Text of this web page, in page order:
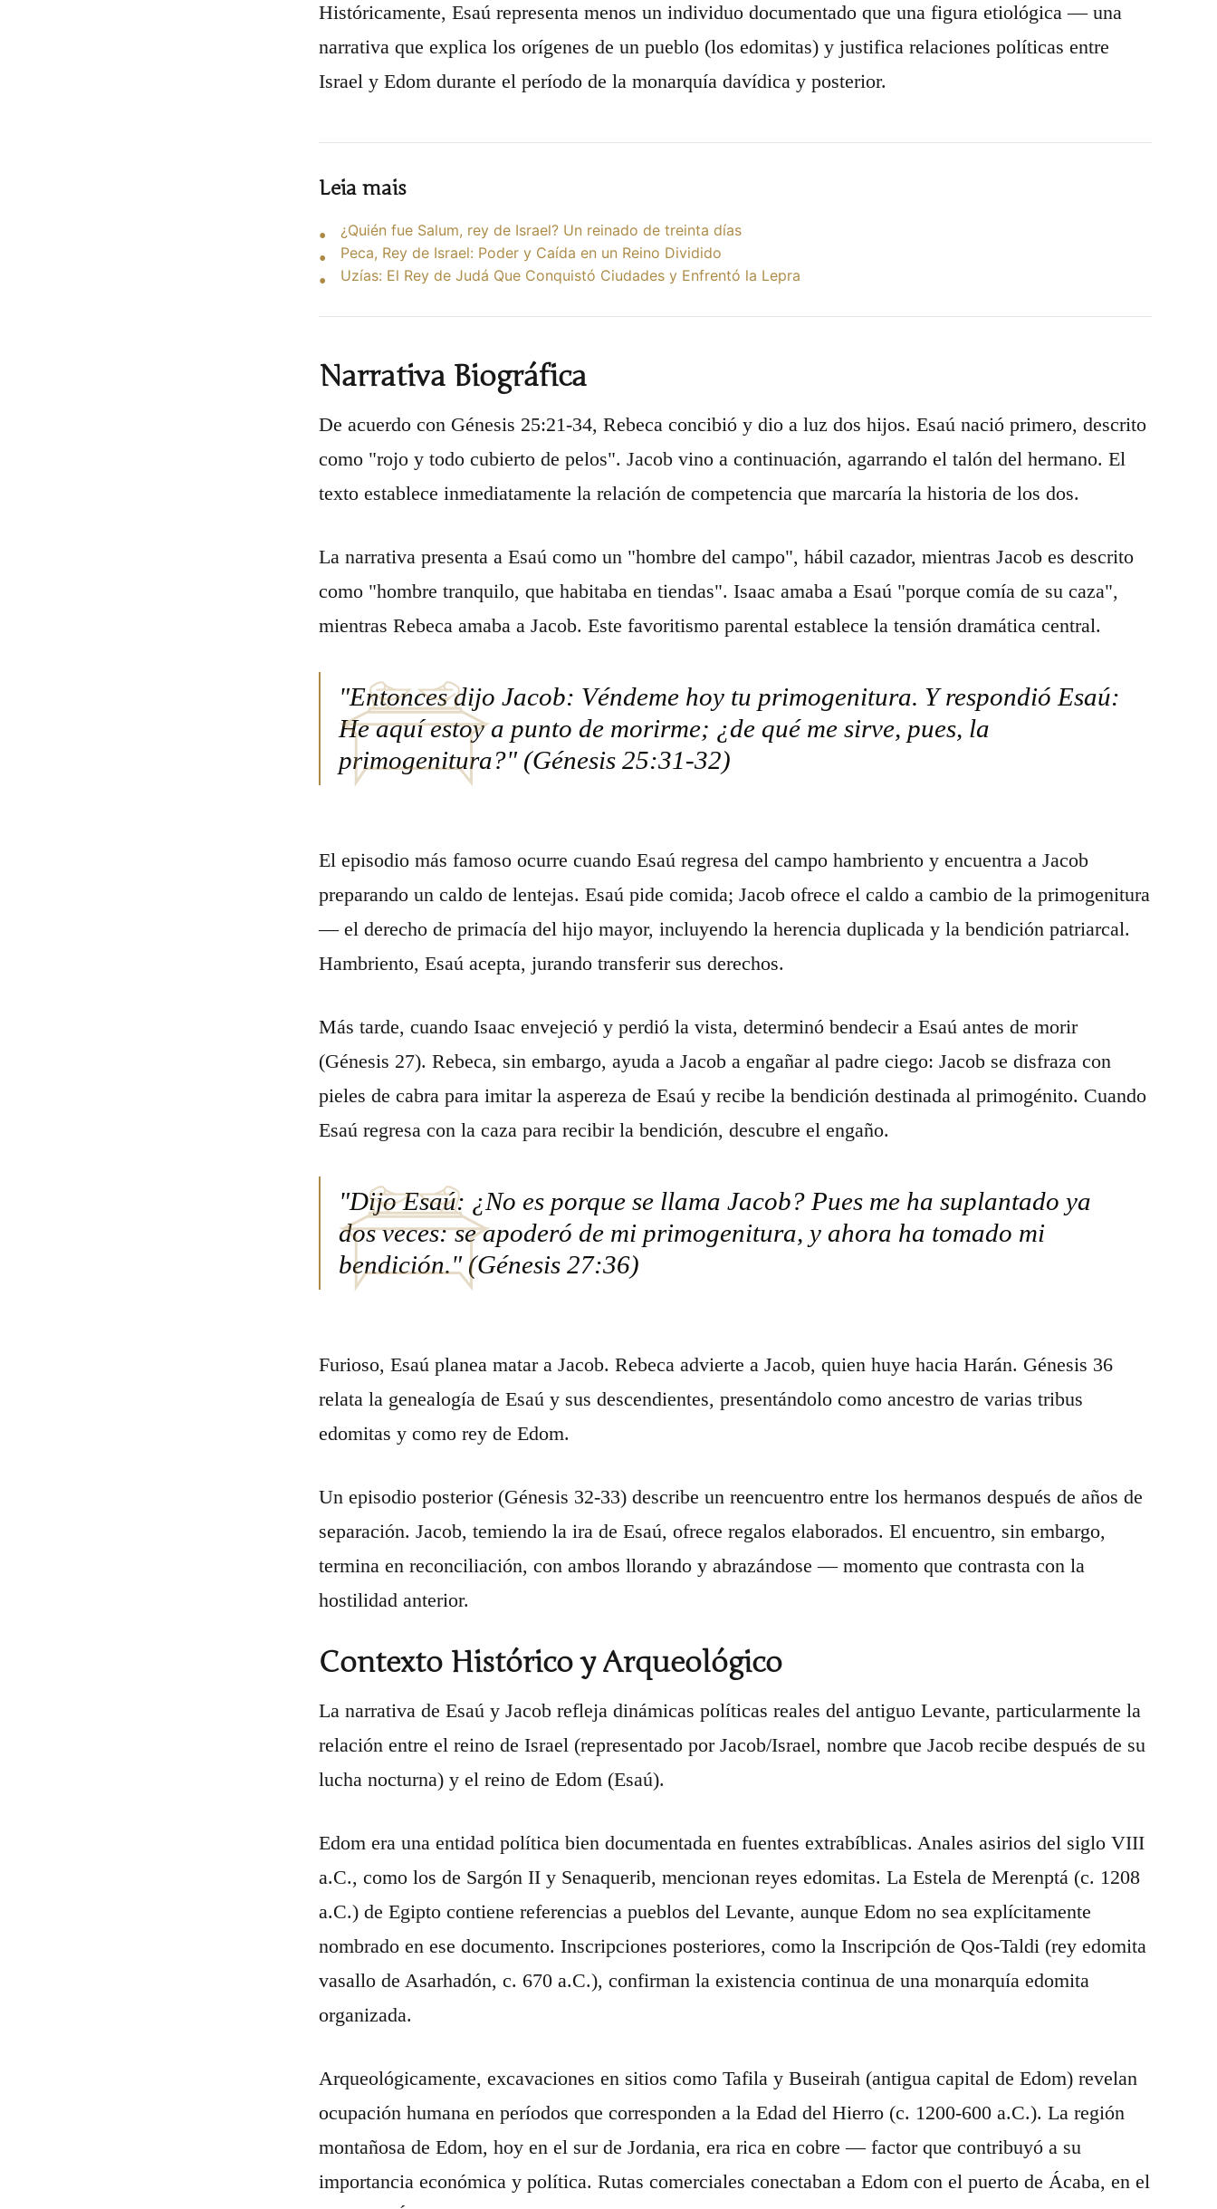
Históricamente, Esaú representa menos un individuo documentado que una figura etiológica — una
narrativa que explica los orígenes de un pueblo (los edomitas) y justifica relaciones políticas entre
Israel y Edom durante el período de la monarquía davídica y posterior.
Leia mais
¿Quién fue Salum, rey de Israel? Un reinado de treinta días
Peca, Rey de Israel: Poder y Caída en un Reino Dividido
Uzías: El Rey de Judá Que Conquistó Ciudades y Enfrentó la Lepra
Narrativa Biográfica
De acuerdo con Génesis 25:21-34, Rebeca concibió y dio a luz dos hijos. Esaú nació primero, descrito
como "rojo y todo cubierto de pelos". Jacob vino a continuación, agarrando el talón del hermano. El
texto establece inmediatamente la relación de competencia que marcaría la historia de los dos.
La narrativa presenta a Esaú como un "hombre del campo", hábil cazador, mientras Jacob es descrito
como "hombre tranquilo, que habitaba en tiendas". Isaac amaba a Esaú "porque comía de su caza",
mientras Rebeca amaba a Jacob. Este favoritismo parental establece la tensión dramática central.
"Entonces dijo Jacob: Véndeme hoy tu primogenitura. Y respondió Esaú:
He aquí estoy a punto de morirme; ¿de qué me sirve, pues, la
primogenitura?" (Génesis 25:31-32)
El episodio más famoso ocurre cuando Esaú regresa del campo hambriento y encuentra a Jacob
preparando un caldo de lentejas. Esaú pide comida; Jacob ofrece el caldo a cambio de la primogenitura
— el derecho de primacía del hijo mayor, incluyendo la herencia duplicada y la bendición patriarcal.
Hambriento, Esaú acepta, jurando transferir sus derechos.
Más tarde, cuando Isaac envejeció y perdió la vista, determinó bendecir a Esaú antes de morir
(Génesis 27). Rebeca, sin embargo, ayuda a Jacob a engañar al padre ciego: Jacob se disfraza con
pieles de cabra para imitar la aspereza de Esaú y recibe la bendición destinada al primogénito. Cuando
Esaú regresa con la caza para recibir la bendición, descubre el engaño.
"Dijo Esaú: ¿No es porque se llama Jacob? Pues me ha suplantado ya
dos veces: se apoderó de mi primogenitura, y ahora ha tomado mi
bendición." (Génesis 27:36)
Furioso, Esaú planea matar a Jacob. Rebeca advierte a Jacob, quien huye hacia Harán. Génesis 36
relata la genealogía de Esaú y sus descendientes, presentándolo como ancestro de varias tribus
edomitas y como rey de Edom.
Un episodio posterior (Génesis 32-33) describe un reencuentro entre los hermanos después de años de
separación. Jacob, temiendo la ira de Esaú, ofrece regalos elaborados. El encuentro, sin embargo,
termina en reconciliación, con ambos llorando y abrazándose — momento que contrasta con la
hostilidad anterior.
Contexto Histórico y Arqueológico
La narrativa de Esaú y Jacob refleja dinámicas políticas reales del antiguo Levante, particularmente la
relación entre el reino de Israel (representado por Jacob/Israel, nombre que Jacob recibe después de su
lucha nocturna) y el reino de Edom (Esaú).
Edom era una entidad política bien documentada en fuentes extrabíblicas. Anales asirios del siglo VIII
a.C., como los de Sargón II y Senaquerib, mencionan reyes edomitas. La Estela de Merenptá (c. 1208
a.C.) de Egipto contiene referencias a pueblos del Levante, aunque Edom no sea explícitamente
nombrado en ese documento. Inscripciones posteriores, como la Inscripción de Qos-Taldi (rey edomita
vasallo de Asarhadón, c. 670 a.C.), confirman la existencia continua de una monarquía edomita
organizada.
Arqueológicamente, excavaciones en sitios como Tafila y Buseirah (antigua capital de Edom) revelan
ocupación humana en períodos que corresponden a la Edad del Hierro (c. 1200-600 a.C.). La región
montañosa de Edom, hoy en el sur de Jordania, era rica en cobre — factor que contribuyó a su
importancia económica y política. Rutas comerciales conectaban a Edom con el puerto de Ácaba, en el